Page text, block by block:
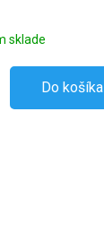
sklade
Do košíka